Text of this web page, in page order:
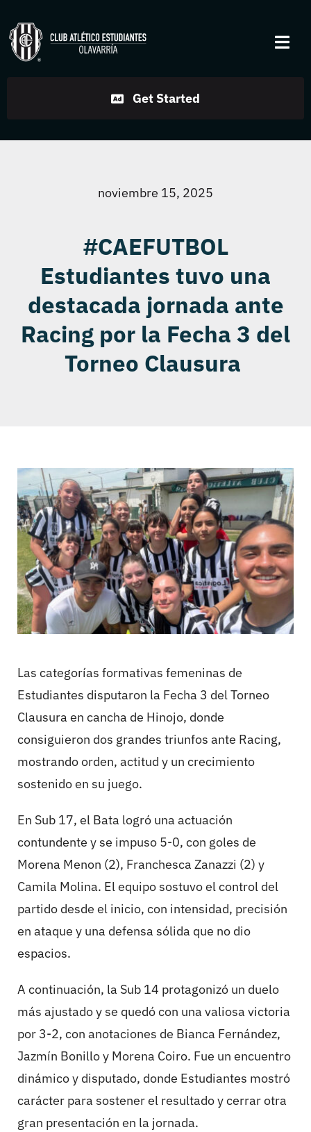
to
content
Disciplinas
Contacto
Get Started
noviembre 15, 2025
#CAEFUTBOL
Estudiantes tuvo una
destacada jornada ante
Racing por la Fecha 3 del
Torneo Clausura
Las categorías formativas femeninas de
Estudiantes disputaron la Fecha 3 del Torneo
Clausura en cancha de Hinojo, donde
consiguieron dos grandes triunfos ante Racing,
mostrando orden, actitud y un crecimiento
sostenido en su juego.
En Sub 17, el Bata logró una actuación
contundente y se impuso 5-0, con goles de
Morena Menon (2), Franchesca Zanazzi (2) y
Camila Molina. El equipo sostuvo el control del
partido desde el inicio, con intensidad, precisión
en ataque y una defensa sólida que no dio
espacios.
A continuación, la Sub 14 protagonizó un duelo
más ajustado y se quedó con una valiosa victoria
por 3-2, con anotaciones de Bianca Fernández,
Jazmín Bonillo y Morena Coiro. Fue un encuentro
dinámico y disputado, donde Estudiantes mostró
carácter para sostener el resultado y cerrar otra
gran presentación en la jornada.